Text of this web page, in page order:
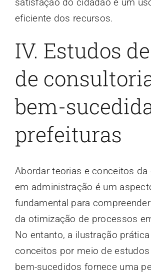
satisfação do cidadão e um
eficiente dos recursos.
IV. Estudos
de
bem-
prefeituras
Abordar teorias e conceitos da
em administração é um
fundamental para
da otimização de processos
No entanto, a ilustração
conceitos por meio de
bem-sucedidos fornece uma